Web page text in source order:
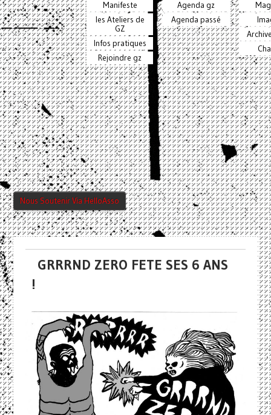
Manifeste
les Ateliers de
GZ
Infos pratiques
Rejoindre gz
Agenda gz
Agenda passé
Nous Soutenir Via HelloAsso
GRRRND ZERO FETE SES 6 ANS
!